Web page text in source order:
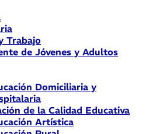
Trabajo
de Jóvenes y Adultos
Domiciliaria y
de la Calidad Educativa
Artística